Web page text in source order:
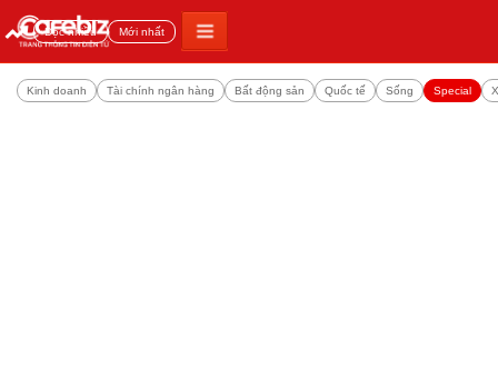
Đọc nhiều Mới nhất
Kinh doanh Tài chính ngân hàng Bất động sản Quốc tế Sống Special